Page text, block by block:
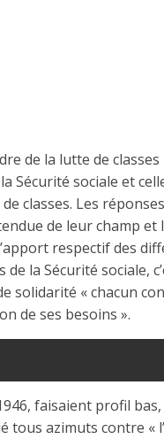
de la lutte de
Sécurité sociale et
classes. Les
de leur champ et
respectif des
la Sécurité sociale,
solidarité « chacun
de ses besoins ».
faisaient profil
tous azimuts contre «